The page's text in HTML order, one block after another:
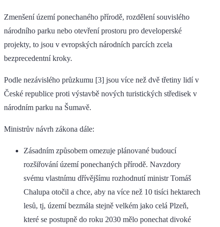
Zmenšení území ponechaného přírodě, rozdělení souvislého
národního parku nebo otevření prostoru pro developerské
projekty, to jsou v evropských národních parcích zcela
bezprecedentní kroky.
Podle nezávislého průzkumu [3] jsou více než dvě třetiny lidí v
České republice proti výstavbě nových turistických středisek v
národním parku na Šumavě.
Ministrův návrh zákona dále:
Zásadním způsobem omezuje plánované budoucí
rozšiřování území ponechaných přírodě. Navzdory
svému vlastnímu dřívějšímu rozhodnutí ministr Tomáš
Chalupa otočil a chce, aby na více než 10 tisíci hektarech
lesů, tj, území bezmála stejně velkém jako celá Plzeň,
které se postupně do roku 2030 mělo ponechat divoké